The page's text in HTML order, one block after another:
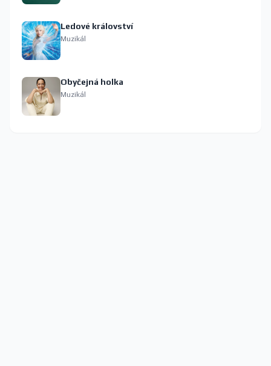
Ledové království
Muzikál
Obyčejná holka
Muzikál